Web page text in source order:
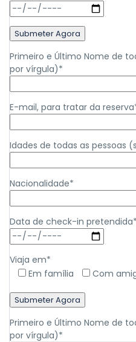
Primeiro e Último Nome de
por vírgula)*
E-mail, para tratar da
Idades de todas as pessoas
Nacionalidade*
Data de check-in pretendida*
Viaja em*
Em família
Com
Primeiro e Último Nome de
por vírgula)*